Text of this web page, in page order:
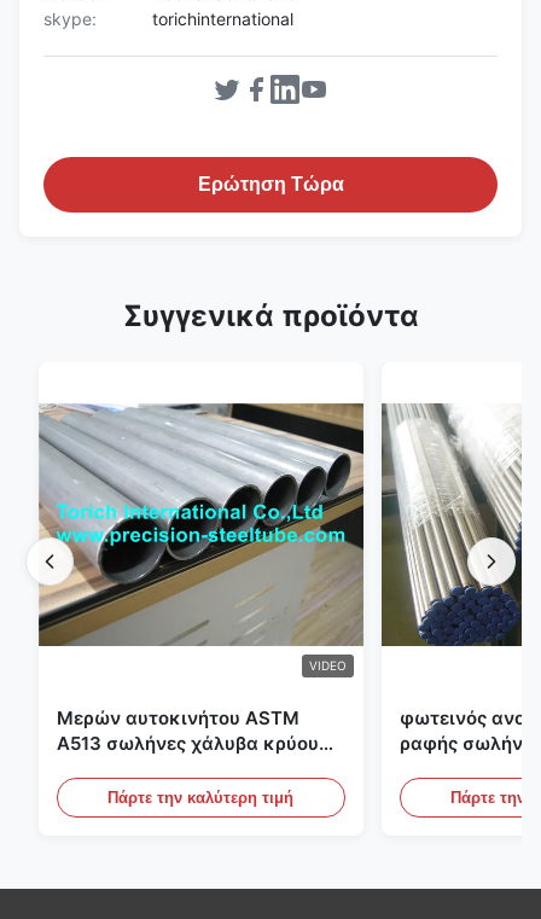
skype:
torichinternational
Ερώτηση Τώρα
Συγγενικά προϊόντα
VIDEO
Μερών αυτοκινήτου ASTM
A513 σωλήνες χάλυβα κρύου
την παραγωγή DOM
Πάρτε την καλύτερη τιμή
φωτεινός
ραφής
υδραυλικά
Πάρτε την